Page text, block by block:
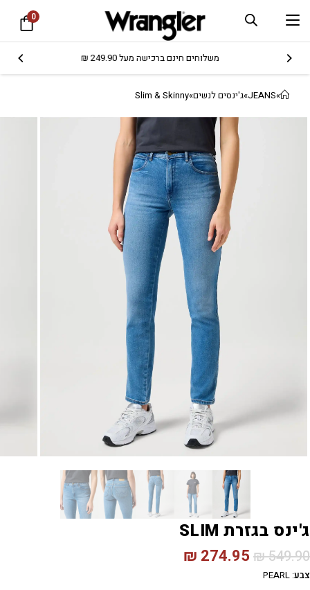
0
משלוחים חינם ברכישה מעל 249.90 ₪
»
JEANS
»ג'ינסים לנשים»
Slim & Skinny
ג'ינס בגזרת SLIM
₪549.90
₪ 274.95
צבע:
PEARL